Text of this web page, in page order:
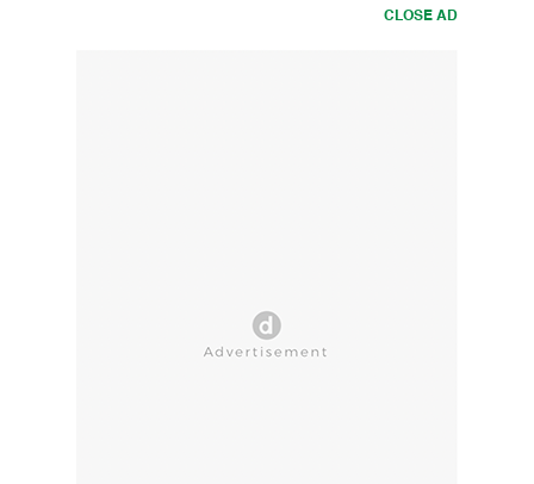
CLOSE AD